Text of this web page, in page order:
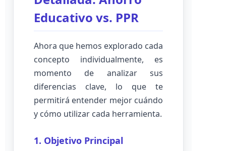
Educativo vs. PPR
Ahora que hemos explorado cada
concepto individualmente, es
momento de analizar sus
diferencias clave, lo que te
permitirá entender mejor cuándo
y cómo utilizar cada herramienta.
1. Objetivo Principal